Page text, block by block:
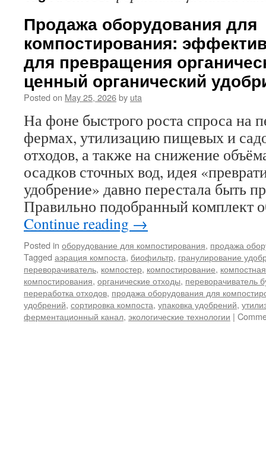
Продажа оборудования для
компостирования:
для превращения
ценный органический
Posted on May 25, 2026by uta
На фоне быстрого роста спроса на
фермах, утилизацию пищевых и
отходов, а также на снижение
осадков сточных вод, идея
удобрение» давно перестала быть
Правильно подобранный комплект
Continue reading →
Posted in оборудование для компостирования, продажа
Tagged аэрация компоста, биофильтр, гранулирование
переворачиватель, компостер, компостирование,
компостирования, органические отходы, переворачиватель
переработка отходов, продажа оборудования для
удобрений, сортировка компоста, упаковка удобрений,
ферментационный канал, экологические технологии |